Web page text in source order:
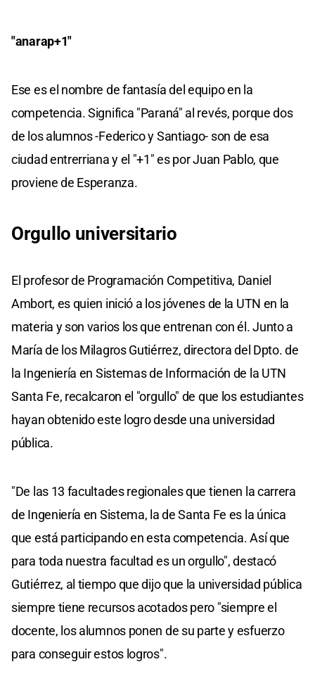
"anarap+1"
Ese es el nombre de fantasía del equipo en la
competencia. Significa "Paraná" al revés, porque dos
de los alumnos -Federico y Santiago- son de esa
ciudad entrerriana y el "+1" es por Juan Pablo, que
proviene de Esperanza.
Orgullo universitario
El profesor de Programación Competitiva, Daniel
Ambort, es quien inició a los jóvenes de la UTN en la
materia y son varios los que entrenan con él. Junto a
María de los Milagros Gutiérrez, directora del Dpto. de
la Ingeniería en Sistemas de Información de la UTN
Santa Fe, recalcaron el "orgullo" de que los estudiantes
hayan obtenido este logro desde una universidad
pública.
"De las 13 facultades regionales que tienen la carrera
de Ingeniería en Sistema, la de Santa Fe es la única
que está participando en esta competencia. Así que
para toda nuestra facultad es un orgullo", destacó
Gutiérrez, al tiempo que dijo que la universidad pública
siempre tiene recursos acotados pero "siempre el
docente, los alumnos ponen de su parte y esfuerzo
para conseguir estos logros".